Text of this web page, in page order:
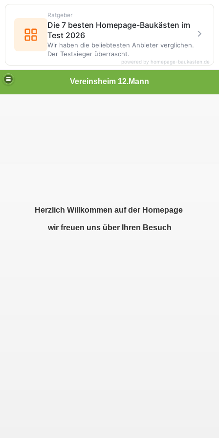
Vereinsheim 12.Mann
Herzlich Willkommen auf der Homepage
wir freuen uns über Ihren Besuch
Ratgeber
Die 7 besten Homepage-Baukästen im
Test 2026
Wir haben die beliebtesten Anbieter verglichen.
Der Testsieger überrascht.
powered by homepage-baukasten.de